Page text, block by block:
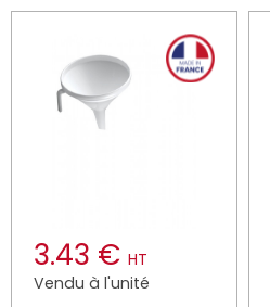
3.43 € HT
Vendu à l'unité